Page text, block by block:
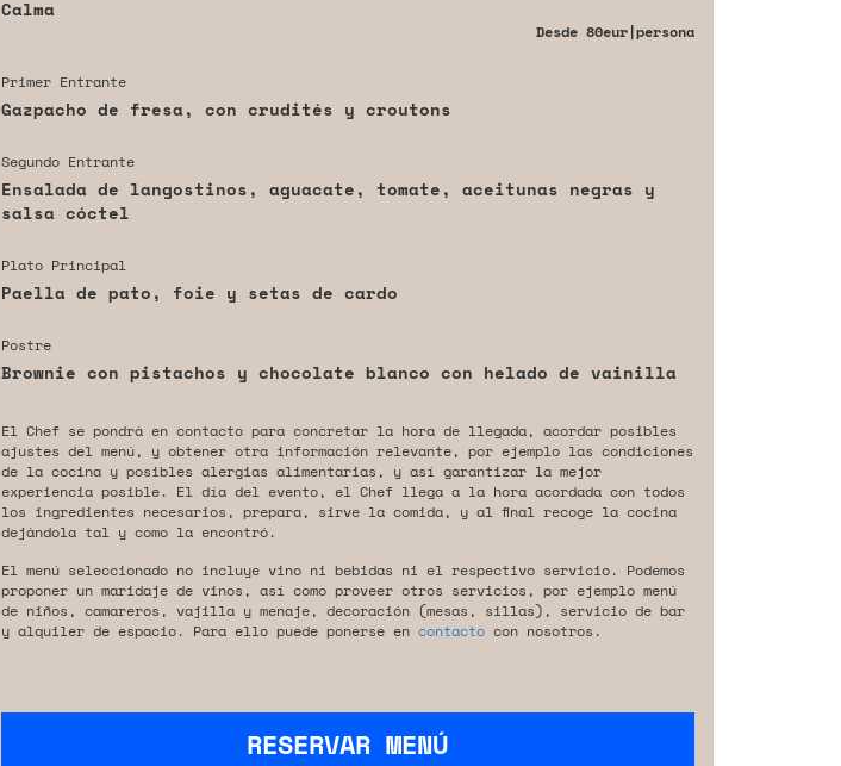
Calma
Desde 80eur|persona
Primer Entrante
Gazpacho de fresa, con crudités y croutons
Segundo Entrante
Ensalada de langostinos, aguacate, tomate, aceitunas negras y
salsa cóctel
Plato Principal
Paella de pato, foie y setas de cardo
Postre
Brownie con pistachos y chocolate blanco con helado de vainilla
El Chef se pondrá en contacto para concretar la hora de llegada, acordar posibles
ajustes del menú, y obtener otra información relevante, por ejemplo las condiciones
de la cocina y posibles alergias alimentarias, y así garantizar la mejor
experiencia posible. El día del evento, el Chef llega a la hora acordada con todos
los ingredientes necesarios, prepara, sirve la comida, y al final recoge la cocina
dejándola tal y como la encontró.
El menú seleccionado no incluye vino ni bebidas ni el respectivo servicio. Podemos
proponer un maridaje de vinos, así como proveer otros servicios, por ejemplo menú
de niños, camareros, vajilla y menaje, decoración (mesas, sillas), servicio de bar
y alquiler de espacio. Para ello puede ponerse en contactocon nosotros.
RESERVAR MENÚ